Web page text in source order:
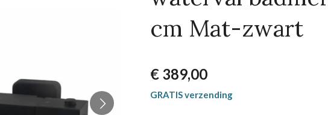
cm Mat-zwart
€ 389,00
GRATIS verzending